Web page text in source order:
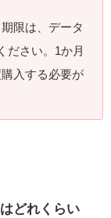
限は、データ
ださい。1か月
入する必要が
どれくらい